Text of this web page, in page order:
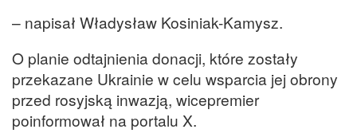
– napisał Władysław Kosiniak-Kamysz.
O planie odtajnienia donacji, które zostały
przekazane Ukrainie w celu wsparcia jej obrony
przed rosyjską inwazją, wicepremier
poinformował na portalu X.